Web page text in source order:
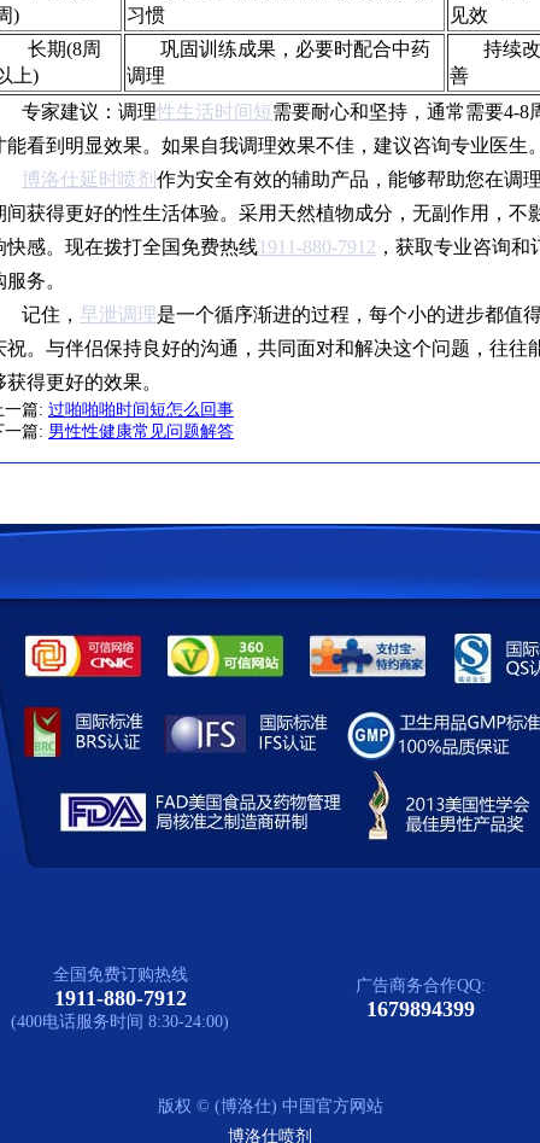
)
习惯
见效
长期(8周
上)
巩固训练成果，必要时配合中药
调理
持续改
善
专家建议：调理性生活时间短需要耐心和坚持，通常需要4-8
能看到明显效果。如果自我调理效果不佳，建议咨询专业医生
博洛仕延时喷剂 作为安全有效的辅助产品，能够帮助您在调
间获得更好的性生活体验。采用天然植物成分，无副作用，不
快感。现在拨打全国免费热线1911-880-7912 ，获取专业咨询和
服务。
记住， 早泄调理是一个循序渐进的过程，每个小的进步都值
祝。与伴侣保持良好的沟通，共同面对和解决这个问题，往往
获得更好的效果。
一篇: 过啪啪啪时间短怎么回事
一篇: 男性性健康常见问题解答
全国免费订购热线
1911-880-7912
(400电话服务时间 8:30-24:00)
广告商务合作QQ:
1679894399
版权 © (博洛仕) 中国官方网站
博洛仕喷剂